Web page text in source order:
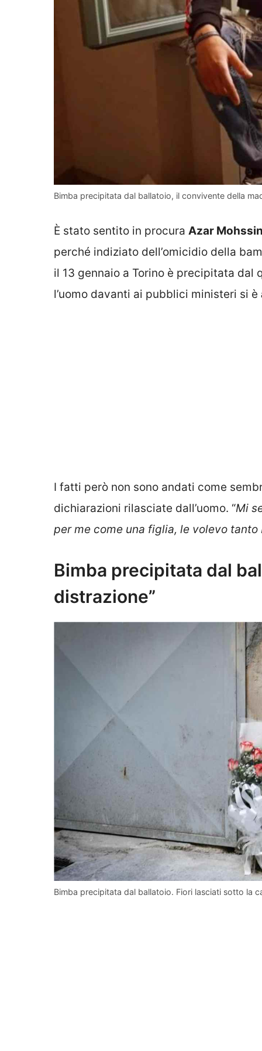
Bimba precipitata dal ballatoio, il convivente della
È stato sentito in procura Azar
perché indiziato dell’omicidio della
il 13 gennaio a Torino è precipitata
l’uomo davanti ai pubblici ministeri si è
I fatti però non sono andati come
dichiarazioni rilasciate dall’uomo. “Mi
per me come una figlia, le volevo tanto
Bimba precipitata dal
distrazione”
Bimba precipitata dal ballatoio. Fiori lasciati sotto la